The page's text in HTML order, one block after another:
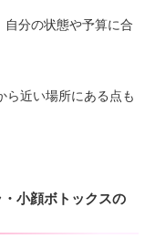
自分の状態や予算に合
ら近い場所にある点も
小顔ボトックスの